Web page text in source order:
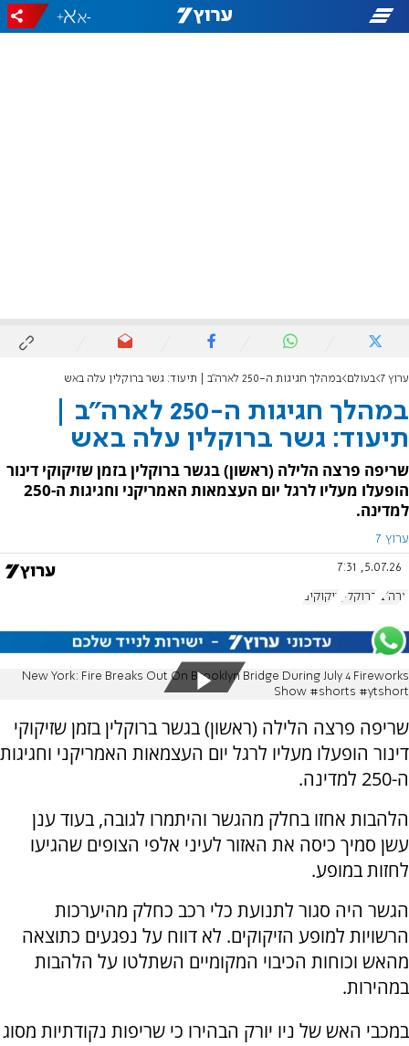
-
+
ערוץ 7 בעולם במהלך חגיגות ה-250 לארה"ב | תיעוד: גשר ברוקלין עלה באש
במהלך חגיגות ה-250 לארה"ב |
תיעוד: גשר ברוקלין עלה באש
שריפה פרצה הלילה (ראשון) בגשר ברוקלין בזמן שזיקוקי דינור
הופעלו מעליו לרגל יום העצמאות האמריקני וחגיגות ה-250
למדינה.
ערוץ 7
5.07.26, 7:31
ארה"ב ברוקלין זיקוקים
New York: Fire Breaks Out On Brooklyn Bridge During July 4 Fireworks
Show #shorts #ytshort
שריפה פרצה הלילה (ראשון) בגשר ברוקלין בזמן שזיקוקי
דינור הופעלו מעליו לרגל יום העצמאות האמריקני וחגיגות
ה-250 למדינה.
הלהבות אחזו בחלק מהגשר והיתמרו לגובה, בעוד ענן
עשן סמיך כיסה את האזור לעיני אלפי הצופים שהגיעו
לחזות במופע.
הגשר היה סגור לתנועת כלי רכב כחלק מהיערכות
הרשויות למופע הזיקוקים. לא דווח על נפגעים כתוצאה
מהאש וכוחות הכיבוי המקומיים השתלטו על הלהבות
במהירות.
במכבי האש של ניו יורק הבהירו כי שריפות נקודתיות מסוג